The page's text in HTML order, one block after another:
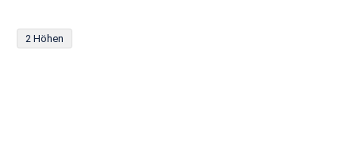
2 Höhen